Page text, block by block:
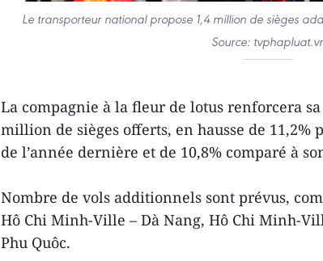
Le transporteur national propose 1,4 million de sièges
Source:
La compagnie à la fleur de lotus renforcera
million de sièges offerts, en hausse de 11,2%
de l’année dernière et de 10,8% comparé à
Nombre de vols additionnels sont prévus,
Hô Chi Minh-Ville – Dà Nang, Hô Chi Minh-
Phu Quôc.